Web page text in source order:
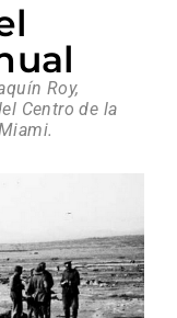
Roy,
Centro de la